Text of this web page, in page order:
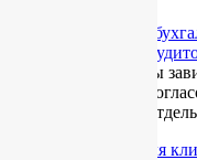
проведение
. Эти расходы
компанией, и
фирмой
Для